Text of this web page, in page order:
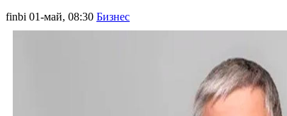
finbi 01-май, 08:30 Бизнес